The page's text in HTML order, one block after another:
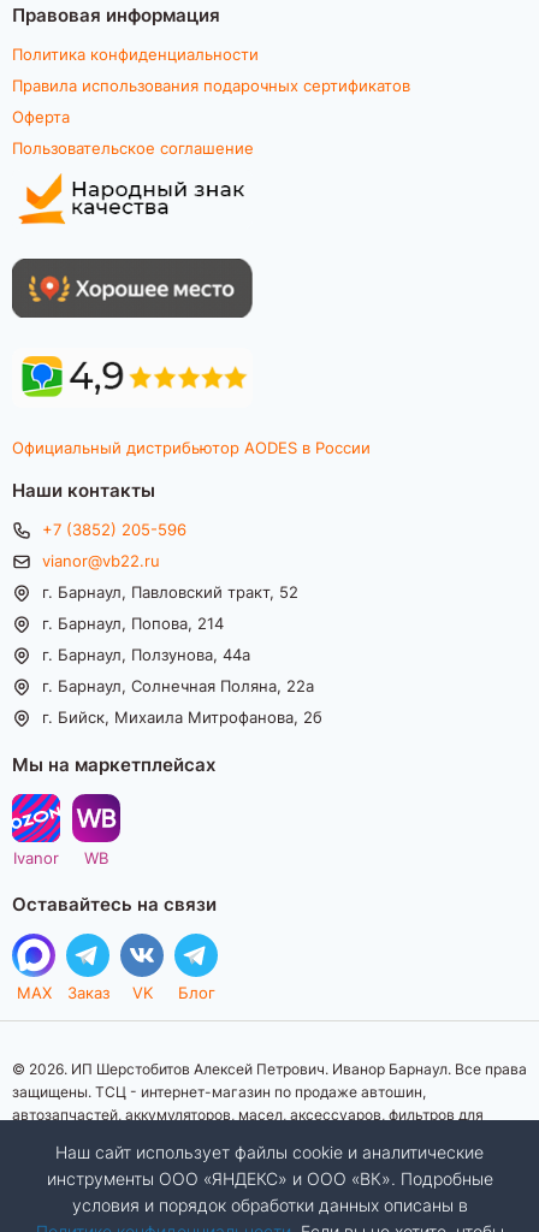
Правовая информация
Политика конфиденциальности
Правила использования подарочных сертификатов
Оферта
Пользовательское соглашение
Официальный дистрибьютор AODES в России
Наши контакты
+7 (3852) 205-596
vianor@vb22.ru
г. Барнаул, Павловский тракт, 52
г. Барнаул, Попова, 214
г. Барнаул, Ползунова, 44а
г. Барнаул, Солнечная Поляна, 22а
г. Бийск, Михаила Митрофанова, 2б
Мы на маркетплейсах
Ivanor WB
Оставайтесь на связи
MAX Заказ VK Блог
© 2026. ИП Шерстобитов Алексей Петрович. Иванор Барнаул. Все права
защищены. ТСЦ - интернет-магазин по продаже автошин,
автозапчастей, аккумуляторов, масел, аксессуаров, фильтров для
информационный характер. Представленная информация о товарах, их
стоимости, характеристик, фото, наличия на складе ни при каких
условиях не является публичной офертой, определяемой положениями
Статьи 437 (2) Гражданского кодекса Российской Федерации.
Наш сайт использует файлы cookie и аналитические
инструменты ООО «ЯНДЕКС» и ООО «ВК». Подробные
условия и порядок обработки данных описаны в